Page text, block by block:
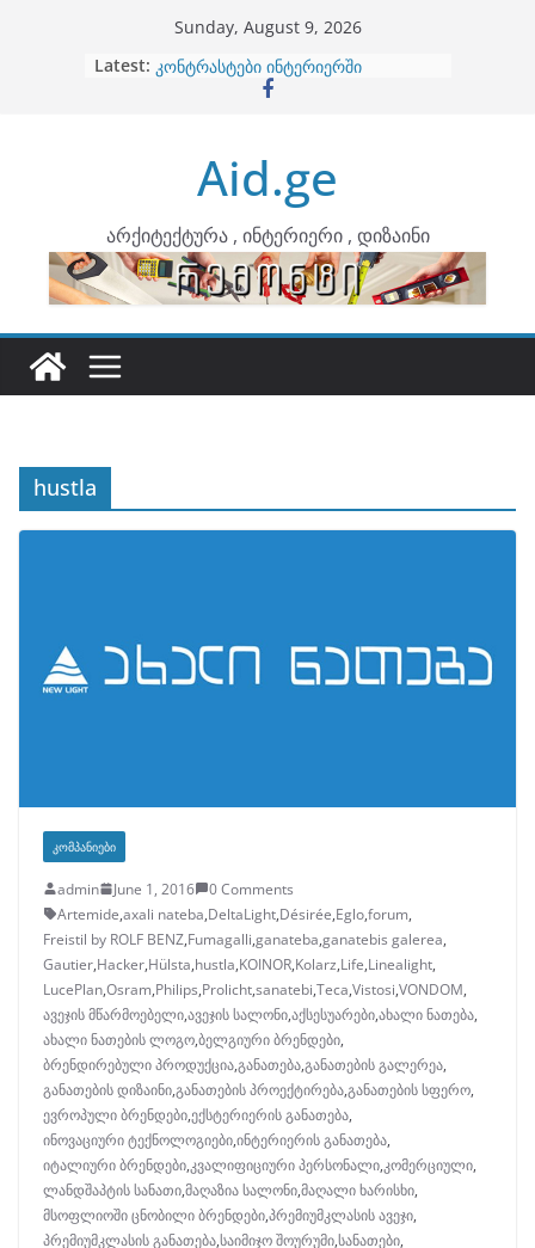
Sunday, August 9, 2026
Latest: ბინების გაერთიანება
კონტრასტები ინტერიერში
ინტერიერის დიზიანი
არტემიდი წარმოგიდგენთ
Aid.ge
არქიტექტურა , ინტერიერი , დიზაინი
hustla
ᲙᲝᲛᲞᲐᲜᲘᲔᲑᲘ
admin June 1, 2016
0 Comments
Artemide,axali nateba,DeltaLight,Désirée,Eglo,forum,
Freistil by ROLF BENZ,Fumagalli,ganateba,ganatebis galerea,
Gautier,Hacker,Hülsta,hustla,KOINOR,Kolarz,Life,Linealight,
LucePlan,Osram,Philips,Prolicht,sanatebi,Teca,Vistosi,VONDOM,
ავეჯის მწარმოებელი,ავეჯის სალონი,აქსესუარები,ახალი ნათება,
ახალი ნათების ლოგო,ბელგიური ბრენდები,
ბრენდირებული პროდუქცია,განათება,განათების გალერეა,
განათების დიზაინი,განათების პროექტირება,განათების სფერო,
ევროპული ბრენდები,ექსტერიერის განათება,
ინოვაციური ტექნოლოგიები,ინტერიერის განათება,
იტალიური ბრენდები,კვალიფიციური პერსონალი,კომერციული,
ლანდშაპტის სანათი,მაღაზია სალონი,მაღალი ხარისხი,
მსოფლიოში ცნობილი ბრენდები,პრემიუმკლასის ავეჯი,
პრემიუმკლასის განათება,საიმიჯო შოურუმი,სანათები,